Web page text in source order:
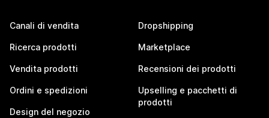
Canali di vendita
Ricerca prodotti
Vendita prodotti
Ordini e spedizioni
Design del negozio
Dropshipping
Marketplace
Recensioni dei prodotti
Upselling e pacchetti di
prodotti